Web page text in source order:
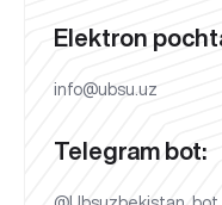
Elektron
info@ubsu.uz
Telegram bot: